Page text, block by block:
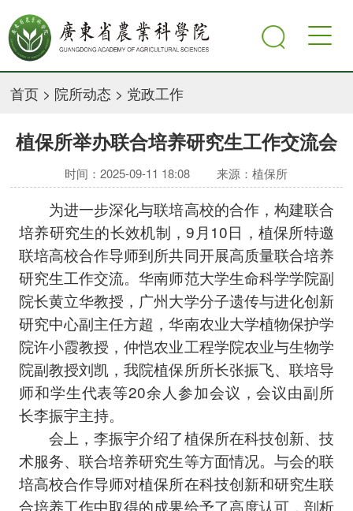
首页 > 院所动态 > 党政工作
植保所举办联合培养研究生工作交流会
时间：2025-09-11 18:08 来源：植保所
为进一步深化与联培高校的合作，构建联合
培养研究生的长效机制，9月10日，植保所特邀
联培高校合作导师到所共同开展高质量联合培养
研究生工作交流。华南师范大学生命科学学院副
院长黄立华教授，广州大学分子遗传与进化创新
研究中心副主任方超，华南农业大学植物保护学
院许小霞教授，仲恺农业工程学院农业与生物学
院副教授刘凯，我院植保所所长张振飞、联培导
师和学生代表等20余人参加会议，会议由副所
长李振宇主持。
会上，李振宇介绍了植保所在科技创新、技
术服务、联合培养研究生等方面情况。与会的联
培高校合作导师对植保所在科技创新和研究生联
合培养工作中取得的成果给予了高度认可，剖析